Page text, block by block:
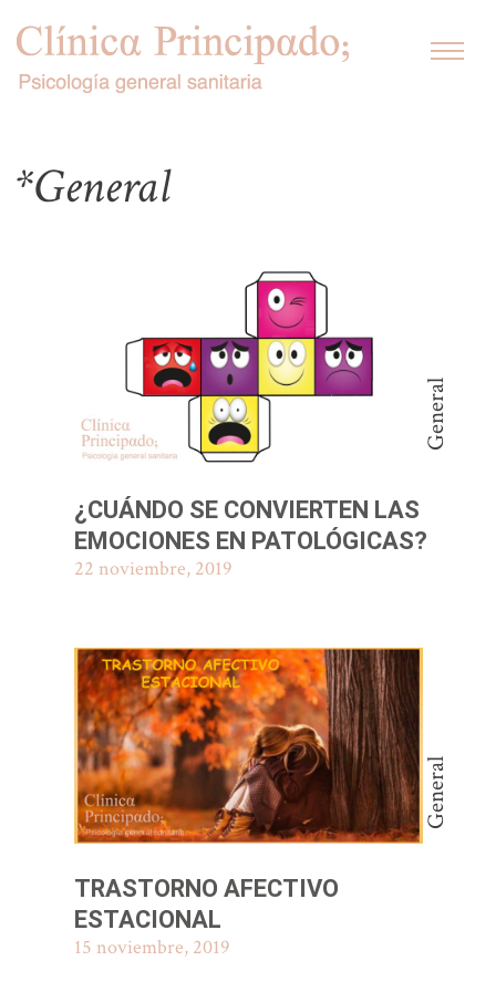
contenido
*General
General
¿CUÁNDO SE CONVIERTEN LAS
EMOCIONES EN PATOLÓGICAS?
22 noviembre, 2019
General
TRASTORNO AFECTIVO
ESTACIONAL
15 noviembre, 2019